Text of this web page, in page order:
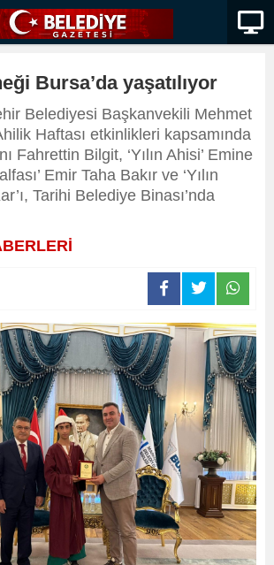
Bursa’da yaşatılıyor
Belediyesi Başkanvekili Mehmet
Haftası etkinlikleri kapsamında
Fahrettin Bilgit, ‘Yılın Ahisi’ Emine
Emir Taha Bakır ve ‘Yılın
Tarihi Belediye Binası’nda